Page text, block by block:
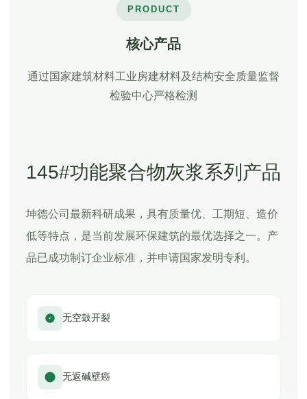
PRODUCT
核心产品
通过国家建筑材料工业房建材料及结构安全质量监督
检验中心严格检测
145#功能聚合物灰浆系列产品
坤德公司最新科研成果，具有质量优、工期短、造价
低等特点，是当前发展环保建筑的最优选择之一。产
品已成功制订企业标准，并申请国家发明专利。
无空鼓开裂
无返碱壁癌